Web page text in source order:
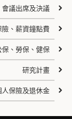
會議出席及決議
、薪資鐘點費
保、勞保、健保
研究計畫
人保險及退休金